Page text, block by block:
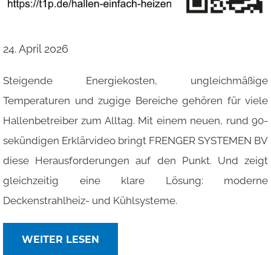
24. April 2026
Steigende Energiekosten, ungleichmäßige
Temperaturen und zugige Bereiche gehören für viele
Hallenbetreiber zum Alltag. Mit einem neuen, rund 90-
sekündigen Erklärvideo bringt FRENGER SYSTEMEN BV
diese Herausforderungen auf den Punkt. Und zeigt
gleichzeitig eine klare Lösung: moderne
Deckenstrahlheiz- und Kühlsysteme.
WEITER LESEN